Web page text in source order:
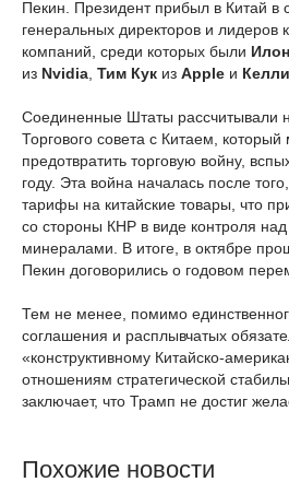
Пекин. Президент прибыл в Китай в
генеральных директоров и лидеров
компаний, среди которых были
из Nvidia Тим Кук из Apple и
Соединенные Штаты рассчитывали
Торгового совета с Китаем,
предотвратить торговую войну,
году. Эта война началась после
тарифы на китайские товары, что
со стороны КНР в виде контроля
минералами. В итоге, в октябре
Пекин договорились о годовом
Тем не менее, помимо
соглашения и расплывчатых
«конструктивному Китайско-
отношениям стратегической
заключает, что Трамп не достиг
Похожие новости